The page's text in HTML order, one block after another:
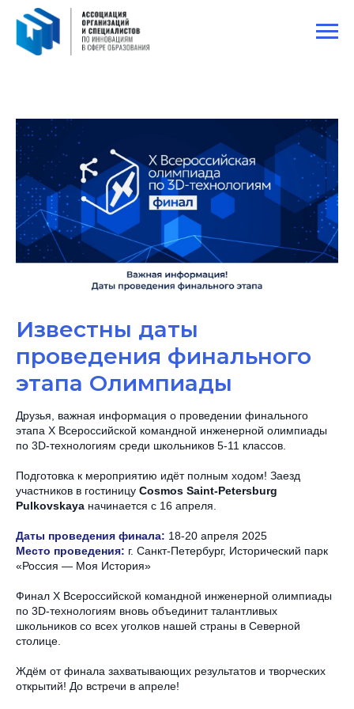
Известны даты
проведения финального
этапа Олимпиады
Друзья, важная информация о проведении финального
этапа X Всероссийской командной инженерной олимпиады
по 3D-технологиям среди школьников 5-11 классов.
Подготовка к мероприятию идёт полным ходом! Заезд
участников в гостиницу Cosmos Saint-Petersburg
Pulkovskaya начинается с 16 апреля.
Даты проведения финала: 18-20 апреля 2025
Место проведения: г. Санкт-Петербург, Исторический парк
«Россия — Моя История»
Финал X Всероссийской командной инженерной олимпиады
по 3D-технологиям вновь объединит талантливых
школьников со всех уголков нашей страны в Северной
столице.
Ждём от финала захватывающих результатов и творческих
открытий! До встречи в апреле!